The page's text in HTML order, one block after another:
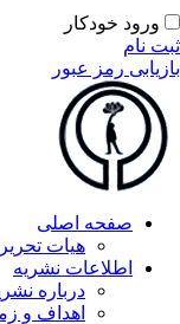
ورود خودکار
نام
رمز عبور
صفحه اصلی
هیات تحریریه
اطلاعات نشریه
درباره نشریه
اهداف و